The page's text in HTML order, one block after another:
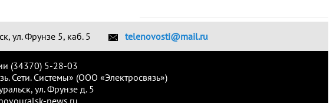
ул. Фрунзе 5, каб. 5 telenovosti@mail.ru
(34370) 5-28-03
Сети. Системы» (ООО «Электросвязь»)
ул. Фрунзе д. 5